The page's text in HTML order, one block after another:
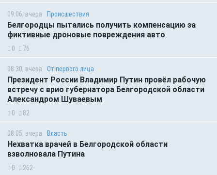
09:06, вчера Происшествия
Белгородцы пытались получить компенсацию за
фиктивные дроновые повреждения авто
0 76
08:30, вчера От первого лица
Президент России Владимир Путин провёл рабочую
встречу с врио губернатора Белгородской области
Александром Шуваевым
0 82
08:05, вчера Власть
Нехватка врачей в Белгородской области
взволновала Путина
0 262